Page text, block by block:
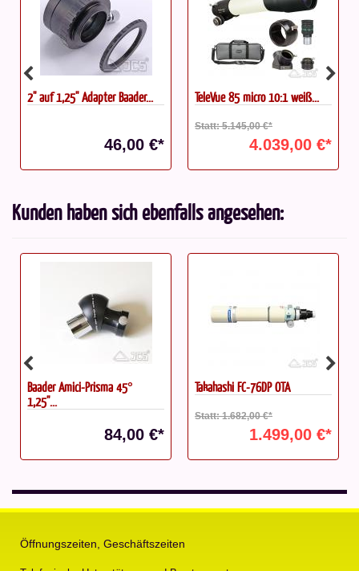
2'' auf 1,25'' Adapter Baader...
46,00 €*
TeleVue 85 micro 10:1 weiß...
Statt: 5.145,00 €*
4.039,00 €*
Kunden haben sich ebenfalls angesehen:
Baader Amici-Prisma 45°
1,25''...
84,00 €*
Takahashi FC-76DP OTA
Statt: 1.682,00 €*
1.499,00 €*
Öffnungszeiten, Geschäftszeiten